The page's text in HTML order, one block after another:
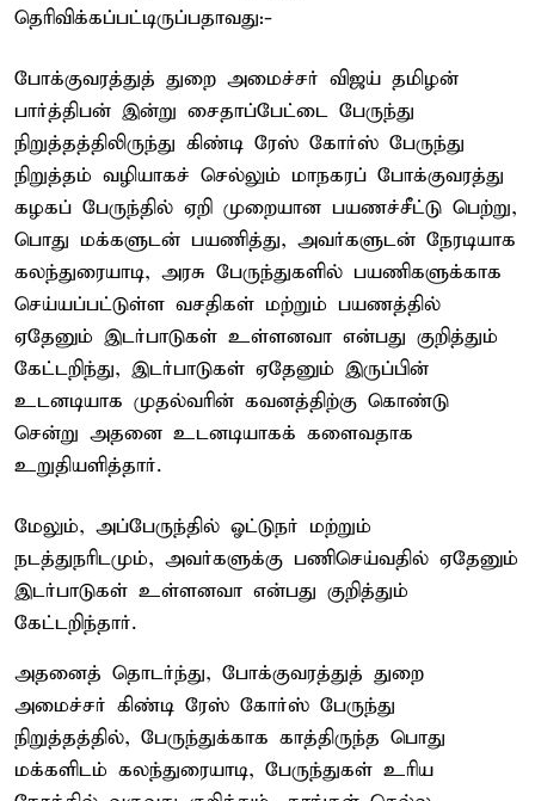
தெரிவிக்கப்பட்டிருப்பதாவது:-
போக்குவரத்துத் துறை அமைச்சர் விஜய் தமிழன்
பார்த்திபன் இன்று சைதாப்பேட்டை பேருந்து
நிறுத்தத்திலிருந்து கிண்டி ரேஸ் கோர்ஸ் பேருந்து
நிறுத்தம் வழியாகச் செல்லும் மாநகரப் போக்குவரத்து
கழகப் பேருந்தில் ஏறி முறையான பயணச்சீட்டு பெற்று,
பொது மக்களுடன் பயணித்து, அவர்களுடன் நேரடியாக
கலந்துரையாடி, அரசு பேருந்துகளில் பயணிகளுக்காக
செய்யப்பட்டுள்ள வசதிகள் மற்றும் பயணத்தில்
ஏதேனும் இடர்பாடுகள் உள்ளனவா என்பது குறித்தும்
கேட்டறிந்து, இடர்பாடுகள் ஏதேனும் இருப்பின்
உடனடியாக முதல்வரின் கவனத்திற்கு கொண்டு
சென்று அதனை உடனடியாகக் களைவதாக
உறுதியளித்தார்.
மேலும், அப்பேருந்தில் ஓட்டுநர் மற்றும்
நடத்துநரிடமும், அவர்களுக்கு பணிசெய்வதில் ஏதேனும்
இடர்பாடுகள் உள்ளனவா என்பது குறித்தும்
கேட்டறிந்தார்.
அதனைத் தொடர்ந்து, போக்குவரத்துத் துறை
அமைச்சர் கிண்டி ரேஸ் கோர்ஸ் பேருந்து
நிறுத்தத்தில், பேருந்துக்காக காத்திருந்த பொது
மக்களிடம் கலந்துரையாடி, பேருந்துகள் உரிய